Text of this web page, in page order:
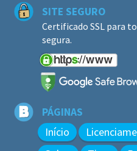
SITE SEGURO
Certificado SSL para
segura.
PÁGINAS
Início